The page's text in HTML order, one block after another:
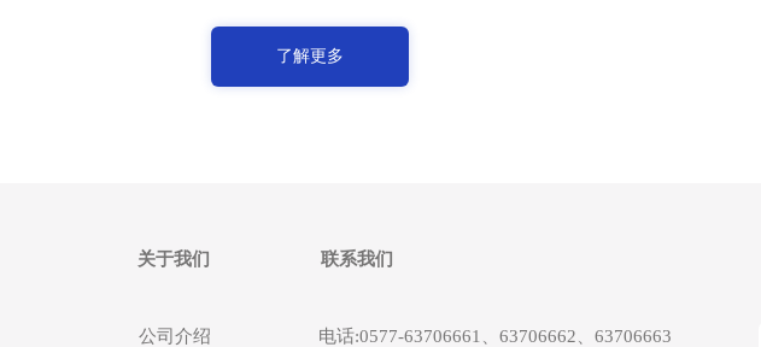
了解更多
关于我们
公司介绍
联系我们
电话:0577-63706661、63706662、63706663